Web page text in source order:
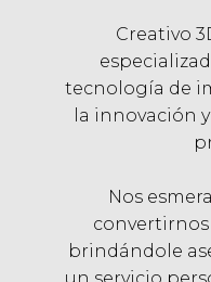
Creativo
tecnología de
la innovación
Nos
brindándole